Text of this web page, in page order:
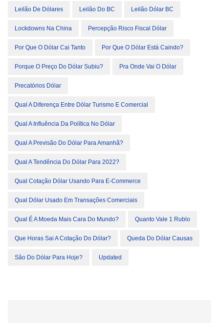
Leilão De Dólares Leilão Do BC Leilão Dólar BC
Lockdowns Na China Percepção Risco Fiscal Dólar
Por Que O Dólar Cai Tanto Por Que O Dólar Está Caindo?
Porque O Preço Do Dólar Subiu? Pra Onde Vai O Dólar
Precatórios Dólar
Qual A Diferença Entre Dólar Turismo E Comercial
Qual A Influência Da Política No Dólar
Qual A Previsão Do Dólar Para Amanhã?
Qual A Tendência Do Dólar Para 2022?
Qual Cotação Dólar Usando Para E-Commerce
Qual Dólar Usado Em Transações Comerciais
Qual É A Moeda Mais Cara Do Mundo? Quanto Vale 1 Rublo
Que Horas Sai A Cotação Do Dólar? Queda Do Dólar Causas
São Do Dólar Para Hoje? Updated